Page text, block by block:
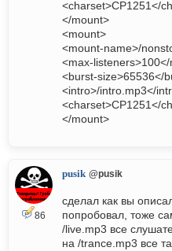
<charset>CP1251</
</mount>
<mount>
<mount-name>/
<max-
<burst-size>65536</
<intro>/intro.mp3</
<charset>CP1251</
</mount>
86
pusik @pusik
сделал как вы
попробовал, тоже
/live.mp3 все
на /trance.mp3 все